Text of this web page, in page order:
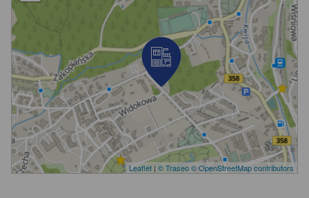
Leaflet | © Traseo© OpenStreetMap contributors